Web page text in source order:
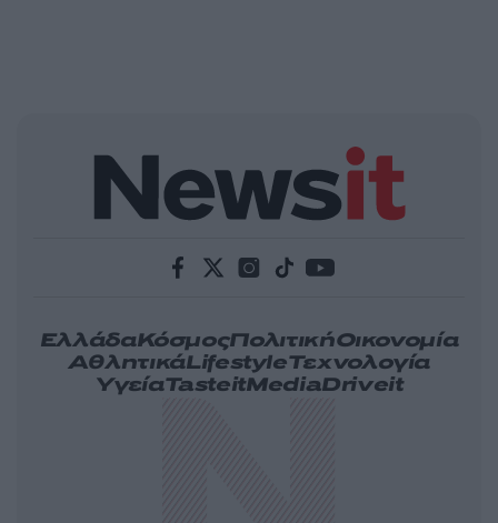
ΕλλάδαΚόσμοςΠολιτικήΟικονομία
ΑθλητικάLifestyleΤεχνολογία
ΥγείαTasteitMediaDriveit